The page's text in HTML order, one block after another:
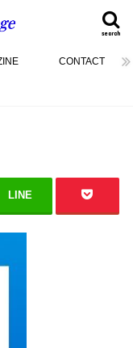
search
CONTACT
LINE